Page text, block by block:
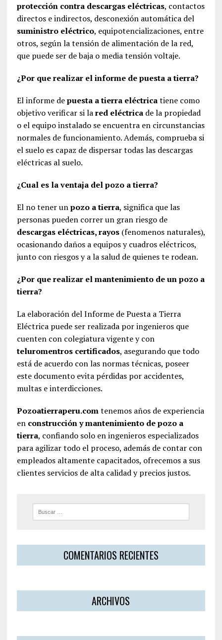
protección contra descargas eléctricas, contactos
directos e indirectos, desconexión automática del
suministro eléctrico, equipotencializaciones, entre
otros, según la tensión de alimentación de la red,
que puede ser de baja o media tensión voltaje.
¿Por que realizar el informe de puesta a tierra?
El informe depuesta a tierra eléctricatiene como
objetivo verificar si lared eléctricade la propiedad
o el equipo instalado se encuentra en circunstancias
normales de funcionamiento. Además, comprueba si
el suelo es capaz de dispersar todas las descargas
eléctricas al suelo.
¿Cual es la ventaja del pozo a tierra?
El no tener unpozo a tierra, significa que las
personas pueden correr un gran riesgo de
descargas eléctricas, rayos(fenomenos naturales),
ocasionando daños a equipos y cuadros eléctricos,
junto con riesgos y a la salud de quienes te rodean.
¿Por que realizar el mantenimiento de un pozo a
tierra?
La elaboración del Informe de Puesta a Tierra
Eléctrica puede ser realizada por ingenieros que
cuenten con colegiatura vigente y con
teluromentros certificados, asegurando que todo
está de acuerdo con las normas técnicas, poseer
este documento evita pérdidas por accidentes,
multas e interdicciones.
Pozoatierraperu.comtenemos años de experiencia
en construcción y mantenimiento de pozo a
tierra, confiando solo en ingenieros especializados
para agilizar todo el proceso, además de contar con
empleados altamente capacitados, ofrecemos a sus
clientes servicios de alta calidad y precios justos.
COMENTARIOS RECIENTES
ARCHIVOS